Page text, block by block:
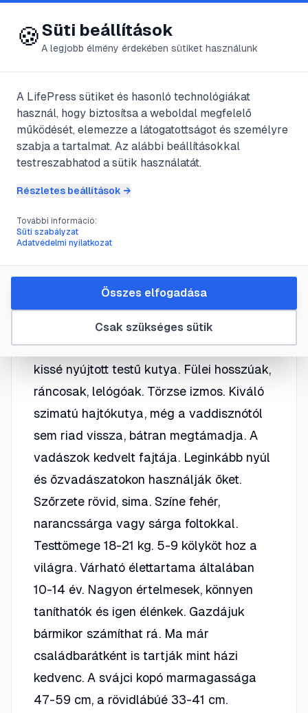
😍 LifePress
@isten
2024. április 10. · 2perc olvasás
Schwyzi kopó
szerint egyiptomi vadászkutyák
ből származik, de a ma is érvényes
standard 1933-ból való. Közepes termetű,
kissé nyújtott testű kutya. Fülei hosszúak,
ráncosak, lelógóak. Törzse izmos. Kiváló
szimatú hajtókutya, még a vaddisznótól
sem riad vissza, bátran megtámadja. A
vadászok kedvelt fajtája. Leginkább nyúl
és őzvadászatokon használják őket.
Szőrzete rövid, sima. Színe fehér,
narancssárga vagy sárga foltokkal.
Testtömege 18-21 kg. 5-9 kölyköt hoz a
világra. Várható élettartama általában
10-14 év. Nagyon értelmesek, könnyen
taníthatók és igen élénkek. Gazdájuk
bármikor számíthat rá. Ma már
családbarátként is tartják mint házi
kedvenc. A svájci kopó marmagassága
47-59 cm, a rövidlábúé 33-41 cm.
🍪Süti beállítások
A legjobb élmény érdekében sütiket használunk
A LifePress sütiket és hasonló technológiákat
használ, hogy biztosítsa a weboldal megfelelő
működését, elemezze a látogatottságot és személyre
szabja a tartalmat. Az alábbi beállításokkal
testreszabhatod a sütik használatát.
Részletes beállítások →
További információ:
Süti szabályzat
Adatvédelmi nyilatkozat
Csak szükséges sütik
Összes elfogadása